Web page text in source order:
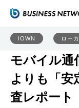
IOWN ロー
モバイル通
よりも「
査レポート